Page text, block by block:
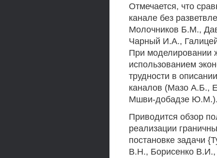
Отмечается, что
канале без
Молочников Б.М.,
Чарный И.А.,
При моделировании
использованием
трудности в
каналов (Мазо А.Б.,
Мшви-добадзе
Приводится обзор
реализации
постановке задачи
В.Н., Борисенко В.И.,